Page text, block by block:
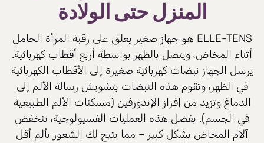
المنزل حتى الولادة
ELLE-TENS هو جهاز صغير يعلق على رقبة المرأة الحامل
أثناء المخاض، ويتصل بالظهر بواسطة أربع أقطاب كهربائية.
يرسل الجهاز نبضات كهربائية صغيرة إلى الأقطاب الكهربائية
في الظهر، وتقوم هذه النبضات بتشويش رسالة الألم إلى
الدماغ وتزيد من إفراز الإندورفين (مسكنات الألم الطبيعية
في الجسم). بفضل هذه العمليات الفسيولوجية، تنخفض
آلام المخاض بشكل كبير – مما يتيح لك الشعور بألم أقل